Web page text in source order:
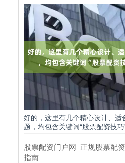
好的，这里有几个精心设计、适
题，均包含关键词“股票配资技巧
股票配资门户网_正规股票配
指南